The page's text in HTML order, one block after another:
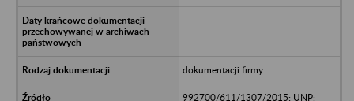
dokumentacji firmy
992700/611/1307/2015; UNP: